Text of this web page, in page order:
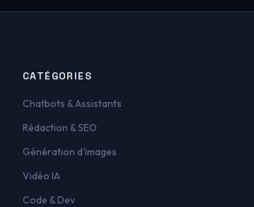
CATÉGORIES
Chatbots & Assistants
Rédaction & SEO
Génération d'images
Vidéo IA
Code & Dev